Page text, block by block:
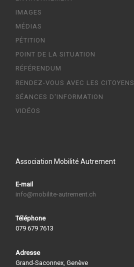
IMAGES
MÉDIAS
PÉTITION
POINT DE LA SITUATION
RÉFÉRENDUM
RENDEZ-VOUS AVEC LES CITOYENS
SÉANCES D'INFORMATION
VIDÉOS
Association Mobilité Autrement
E-mail
info@mobilite-autrement.ch
Téléphone
079 679 7613
Adresse
Grand-Saconnex, Genève